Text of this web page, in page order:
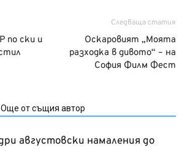
по ски и
Следваща статия
Оскаровият „Моята
разходка в дивото“ – на
София Филм Фест
Още от същия автор
августовски намаления до